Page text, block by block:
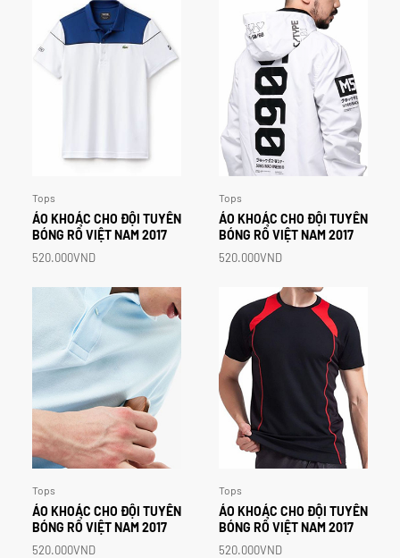
Tops
ÁO KHOÁC CHO ĐỘI TUYỂN
BÓNG RỔ VIỆTNAM2017
520.000VND
Tops
ÁO KHOÁC CHO ĐỘI TUYỂN
BÓNG RỔ VIỆTNAM2017
520.000VND
Tops
ÁO KHOÁC CHO ĐỘI TUYỂN
BÓNG RỔ VIỆTNAM2017
520.000VND
Tops
ÁO KHOÁC CHO ĐỘI TUYỂN
BÓNG RỔ VIỆTNAM2017
520.000VND